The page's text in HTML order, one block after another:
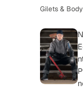
Gilets &